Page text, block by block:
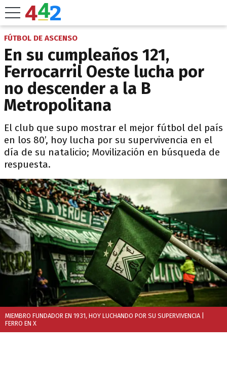
FÚTBOL DE ASCENSO
En su cumpleaños 121,
Ferrocarril Oeste lucha por
no descender a la B
Metropolitana
El club que supo mostrar el mejor fútbol del país
en los 80’, hoy lucha por su supervivencia en el
día de su natalicio; Movilización en búsqueda de
respuesta.
MIEMBRO FUNDADOR EN 1931, HOY LUCHANDO POR SU SUPERVIVENCIA
FERRO EN X